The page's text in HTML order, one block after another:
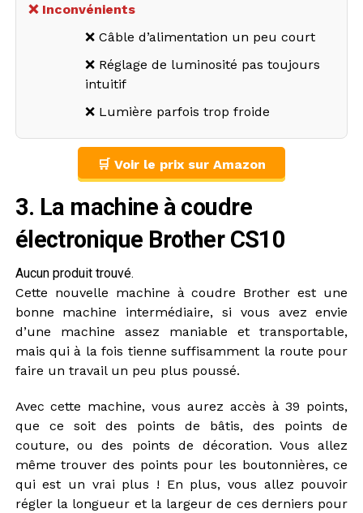
❌ Inconvénients
❌ Câble d’alimentation un peu court
❌ Réglage de luminosité pas toujours
intuitif
❌ Lumière parfois trop froide
🛒 Voir le prix sur Amazon
3. La machine à coudre
électronique Brother CS10
Aucun produit trouvé.
Cette nouvelle machine à coudre Brother est une
bonne machine intermédiaire, si vous avez envie
d’une machine assez maniable et transportable,
mais qui à la fois tienne suffisamment la route pour
faire un travail un peu plus poussé.
Avec cette machine, vous aurez accès à 39 points,
que ce soit des points de bâtis, des points de
couture, ou des points de décoration. Vous allez
même trouver des points pour les boutonnières, ce
qui est un vrai plus ! En plus, vous allez pouvoir
régler la longueur et la largeur de ces derniers pour